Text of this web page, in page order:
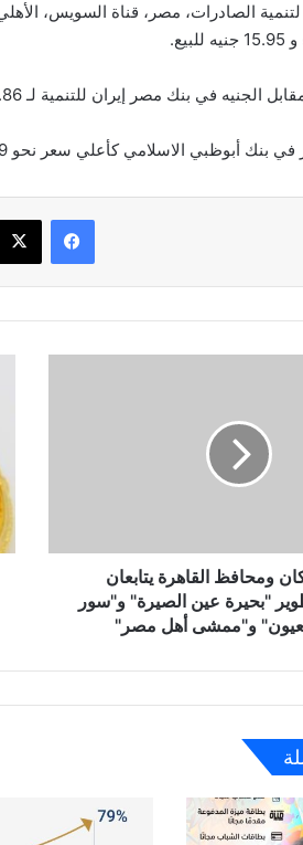
الصادرات، مصر، قناة السويس،
بنك مصر إيران للتنمية لـ 15.86 جنيه للشراء 15.96 جنيه للبيع.
الاسلامي كأعلي سعر نحو 15.89 جنيه للشراء و 15.99 جنيه للبيع.
فيسبوك
ومحافظ القاهرة يتابعان
"بحيرة عين الصيرة" و"سور
و"ممشى أهل مصر"
8-